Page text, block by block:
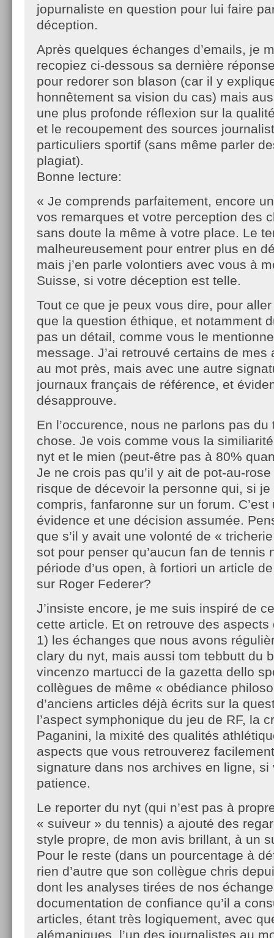
jopurnaliste en question pour lui faire
déception.
Après quelques échanges d’emails, je
recopiez ci-dessous sa dernière
pour redorer son blason (car il y
honnêtement sa vision du cas) mais
une plus profonde réflexion sur la
et le recoupement des sources
particuliers sportif (sans même parler
plagiat).
Bonne lecture:
« Je comprends parfaitement, encore
vos remarques et votre perception des
sans doute la même à votre place. Le
malheureusement pour entrer plus en
mais j’en parle volontiers avec vous à
Suisse, si votre déception est telle.
Tout ce que je peux vous dire, pour
que la question éthique, et notamment
pas un détail, comme vous le
message. J’ai retrouvé certains de
au mot près, mais avec une autre
journaux français de référence, et
désapprouve.
En l’occurence, nous ne parlons pas
chose. Je vois comme vous la
nyt et le mien (peut-être pas à 80%
Je ne crois pas qu’il y ait de pot-au-
risque de décevoir la personne qui, si
compris, fanfaronne sur un forum. C’est
évidence et une décision assumée.
que s’il y avait une volonté de «
sot pour penser qu’aucun fan de tennis
période d’us open, à fortiori un article
sur Roger Federer?
J’insiste encore, je me suis inspiré de
cette article. Et on retrouve des
1) les échanges que nous avons
clary du nyt, mais aussi tom tebbutt du
vincenzo martucci de la gazetta dello
collègues de même « obédiance
d’anciens articles déjà écrits sur la
l’aspect symphonique du jeu de RF, la
Paganini, la mixité des qualités
aspects que vous retrouverez
signature dans nos archives en ligne, si
patience.
Le reporter du nyt (qui n’est pas à
« suiveur » du tennis) a ajouté des
style propre, de mon avis brillant, à un
Pour le reste (dans un pourcentage à
rien d’autre que son collègue chris
dont les analyses tirées de nos
documentation de confiance qu’il a
articles, étant très logiquement, avec
alémaniques, l’un des journalistes au